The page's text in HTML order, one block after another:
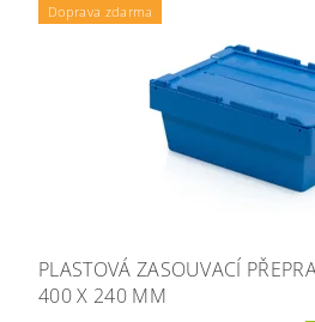
Doprava zdarma
PLASTOVÁ ZASOUVACÍ
400 X 240 MM